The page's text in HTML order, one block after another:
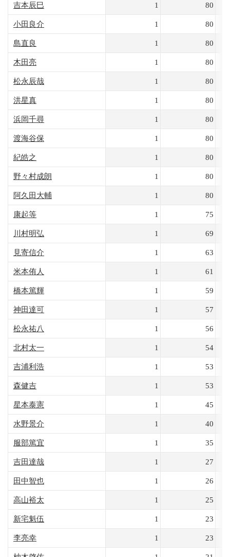
吉本辰巳 1 80
小田良介 1 80
島直良 1 80
木田亮 1 80
松永辰哉 1 80
洪星真 1 80
浜岡千尋 1 80
渡海谷保 1 80
紀皓之 1 80
野々村成朗 1 80
阿久田大輔 1 80
康起等 1 75
川村明弘 1 69
見寄信介 1 63
米本侑人 1 61
橋本篤輝 1 59
神田達可 1 57
松永祐八 1 56
北村太一 1 54
吉浦利浩 1 53
森健吉 1 53
星本泰憲 1 45
水野景介 1 40
服部篤宜 1 35
吉田達哉 1 27
田中智也 1 26
高山裕太 1 25
新宅魁伍 1 23
李亮幸 1 23